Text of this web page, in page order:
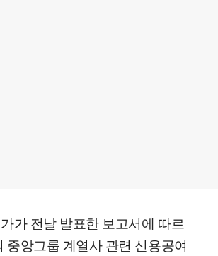
가 전날 발표한 보고서에 따르
중앙그룹 계열사 관련 신용공여